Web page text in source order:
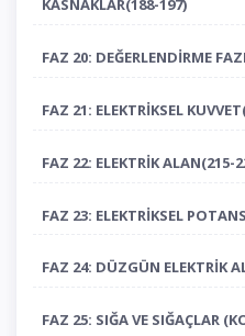
KASNAKLAR(188-197)
FAZ 20: DEĞERLENDİRME
FAZ 21: ELEKTRİKSEL
FAZ 22: ELEKTRİK ALAN(215-
FAZ 23: ELEKTRİKSEL
FAZ 24: DÜZGÜN ELEKTRİK
FAZ 25: SIĞA VE SIĞAÇLAR